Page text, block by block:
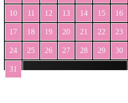
10 11 12 13 14 15 16
17 18 19 20 21 22 23
24 25 26 27 28 29 30
31